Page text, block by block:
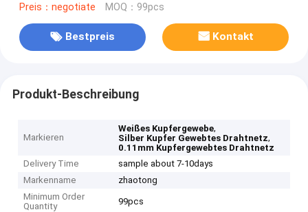
Preis：negotiate MOQ：99pcs
Bestpreis Kontakt
Produkt-Beschreibung
Markieren
Weißes Kupfergewebe,
Silber Kupfer Gewebtes Drahtnetz,
0.11mm Kupfergewebtes Drahtnetz
Delivery Time
sample about 7-10days
Markenname
zhaotong
Minimum Order
Quantity
99pcs